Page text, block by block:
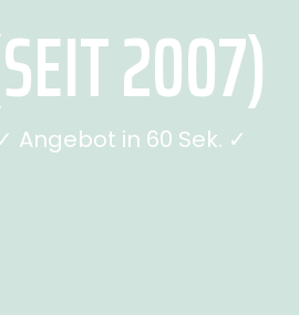
2007)
Angebot in 60 Sek. ✓